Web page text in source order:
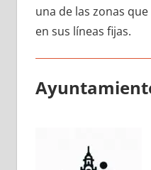
una dе las zonas
en sus líneas fijas.